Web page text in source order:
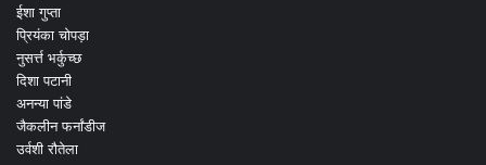
ईशा गुप्ता
प्रियंका चोपड़ा
नुसर्त्त भर्कुच्छ
दिशा पटानी
अनन्या पांडे
जैकलीन फर्नांडीज
उर्वशी रौतेला